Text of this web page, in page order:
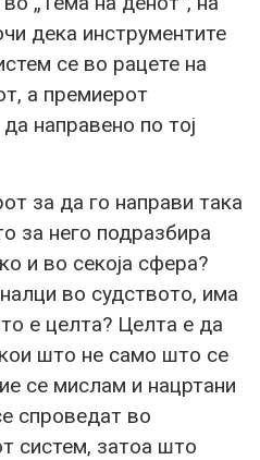
дека инструментите
се во рацете на
а премиерот
направено по тој
за да го направи така
за него подразбира
и во секоја сфера?
во судството, има
е целта? Целта е да
што не само што се
се мислам и нацртани
спроведат во
систем, затоа што